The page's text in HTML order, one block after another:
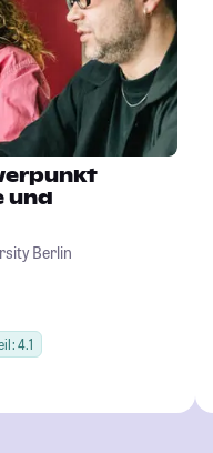
und
Berlin
4.1